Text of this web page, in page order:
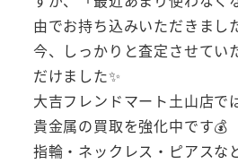
由でお持ち込みいただきまし
今、しっかりと査定させてい
だけました✨
大吉フレンドマート土山店で
貴金属の買取を強化中です💰
指輪・ネックレス・ピアスな